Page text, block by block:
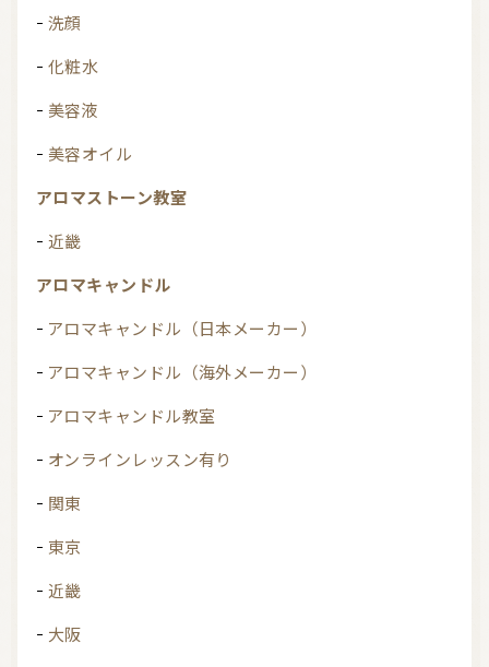
洗顔
化粧水
美容液
美容オイル
アロマストーン教室
近畿
アロマキャンドル
アロマキャンドル（日本メーカー）
アロマキャンドル（海外メーカー）
アロマキャンドル教室
オンラインレッスン有り
関東
東京
近畿
大阪